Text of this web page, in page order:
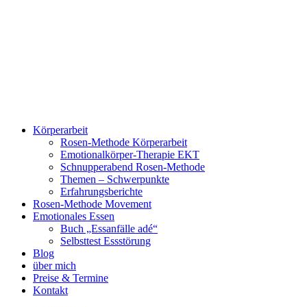
Körperarbeit
Rosen-Methode Körperarbeit
Emotionalkörper-Therapie EKT
Schnupperabend Rosen-Methode
Themen – Schwerpunkte
Erfahrungsberichte
Rosen-Methode Movement
Emotionales Essen
Buch „Essanfälle adé“
Selbsttest Essstörung
Blog
über mich
Preise & Termine
Kontakt